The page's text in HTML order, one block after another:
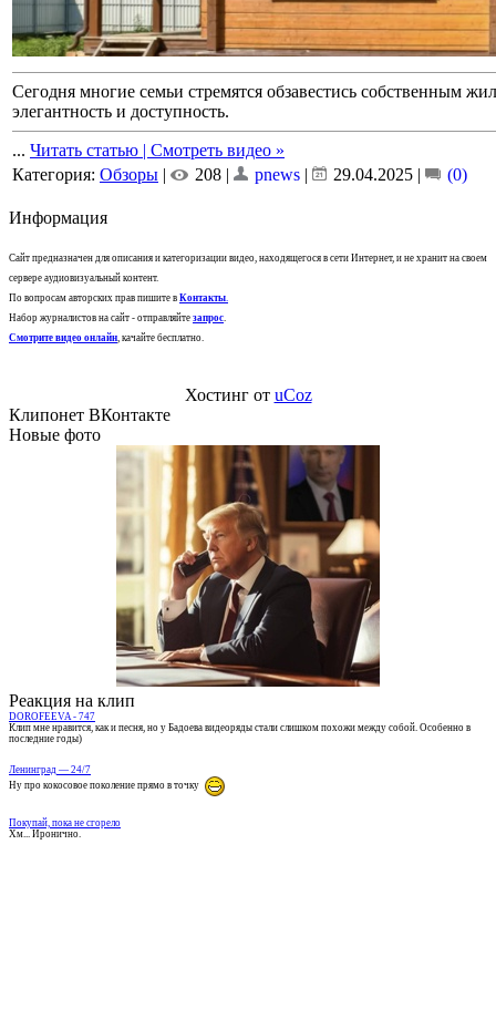
Сегодня многие семьи стремятся обзавестись собственным
элегантность и доступность.
... Читать статью | Смотреть видео »
Категория: Обзоры | 208 | pnews | 29.04.2025 | (0)
Информация
Сайт предназначен для описания и категоризации видео, находящегося в сети Интернет, и не хранит на своем
сервере аудиовизуальный контент.
По вопросам авторских прав пишите в Контакты.
Набор журналистов на сайт - отправляйте запрос.
Смотрите видео онлайн, качайте бесплатно.
Хостинг от uCoz
Клипонет ВКонтакте
Новые фото
Реакция на клип
DOROFEEVA - 747
Клип мне нравится, как и песня, но у Бадоева видеоряды стали слишком похожи между собой. Особенно в
последние годы)
Ленинград — 24/7
Ну про кокосовое поколение прямо в точку
Покупай, пока не сгорело
Хм... Иронично.